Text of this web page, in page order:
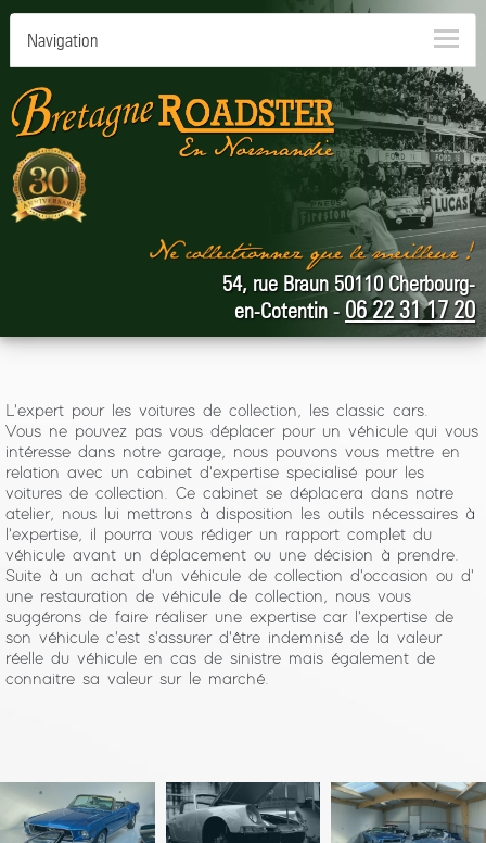
Navigation
54, rue Braun 50110 Cherbourg-
en-Cotentin - 06 22 31 17 20
L'expert pour les voitures de collection, les classic cars.
Vous ne pouvez pas vous déplacer pour un véhicule qui vous
intéresse dans notre garage, nous pouvons vous mettre en
relation avec un cabinet d'expertise specialisé pour les
voitures de collection. Ce cabinet se déplacera dans notre
atelier, nous lui mettrons à disposition les outils nécessaires à
l'expertise, il pourra vous rédiger un rapport complet du
véhicule avant un déplacement ou une décision à prendre.
Suite à un achat d'un véhicule de collection d'occasion ou d'
une restauration de véhicule de collection, nous vous
suggérons de faire réaliser une expertise car l'expertise de
son véhicule c'est s'assurer d'être indemnisé de la valeur
réelle du véhicule en cas de sinistre mais également de
connaitre sa valeur sur le marché.